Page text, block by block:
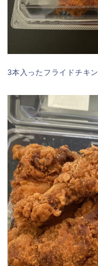
3本入ったフライドチキン